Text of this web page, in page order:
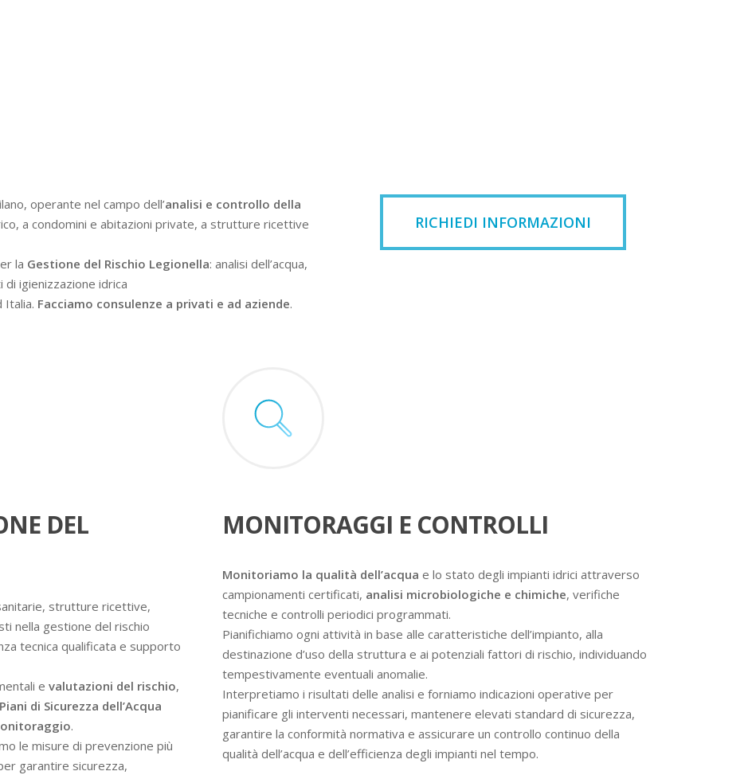
operante nel campo dell’analisi e controllo della
a condomini e abitazioni private, a strutture ricettive
la Gestione del Rischio Legionella: analisi dell’acqua,
igienizzazione idrica
Italia. Facciamo consulenze a privati e ad aziende.
RICHIEDI INFORMAZIONI
DEL
strutture ricettive,
nella gestione del rischio
tecnica qualificata e supporto
evalutazioni del rischio,
Piani di Sicurezza dell’Acqua
.
le misure di prevenzione più
garantire sicurezza,
MONITORAGGI E CONTROLLI
Monitoriamo la qualità dell’acqua e lo stato degli impianti idrici attraverso
campionamenti certificati, analisi microbiologiche e chimiche, verifiche
tecniche e controlli periodici programmati.
Pianifichiamo ogni attività in base alle caratteristiche dell’impianto, alla
destinazione d’uso della struttura e ai potenziali fattori di rischio, individuando
tempestivamente eventuali anomalie.
Interpretiamo i risultati delle analisi e forniamo indicazioni operative per
pianificare gli interventi necessari, mantenere elevati standard di sicurezza,
garantire la conformità normativa e assicurare un controllo continuo della
qualità dell’acqua e dell’efficienza degli impianti nel tempo.